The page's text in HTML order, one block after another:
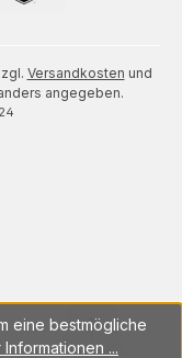
Versandkosten und
angegeben.
eine bestmögliche
Informationen ...